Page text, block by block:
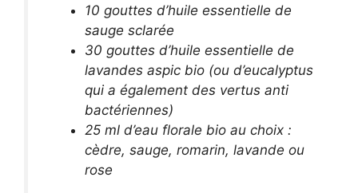
10 gouttes d’huile essentielle de
sauge sclarée
30 gouttes d’huile essentielle de
lavandes aspic bio (ou d’eucalyptus
qui a également des vertus anti
bactériennes)
25 ml d’eau florale bio au choix :
cèdre, sauge, romarin, lavande ou
rose